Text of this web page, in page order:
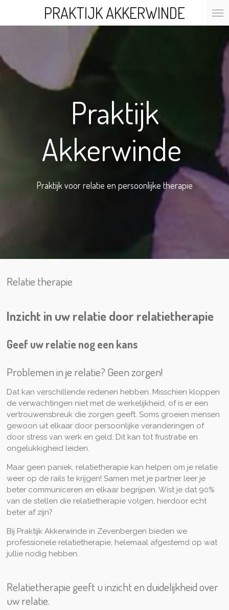
PRAKTIJK AKKERWINDE
Praktijk
Akkerwinde
Praktijk voor relatie en persoonlijke therapie
Relatie therapie
Inzicht in uw relatie door relatietherapie
Geef uw relatie nog een kans
Problemen in je relatie? Geen zorgen!
Dat kan verschillende redenen hebben. Misschien kloppen
de verwachtingen niet met de werkelijkheid, of is er een
vertrouwensbreuk die zorgen geeft. Soms groeien mensen
gewoon uit elkaar door persoonlijke veranderingen of
door stress van werk en geld. Dit kan tot frustratie en
ongelukkigheid leiden.
Maar geen paniek, relatietherapie kan helpen om je relatie
weer op de rails te krijgen! Samen met je partner leer je
beter communiceren en elkaar begrijpen. Wist je dat 90%
van de stellen die relatietherapie volgen, hierdoor echt
beter af zijn?
Bij Praktijk Akkerwinde in Zevenbergen bieden we
professionele relatietherapie, helemaal afgestemd op wat
jullie nodig hebben.
Relatietherapie geeft u inzicht en duidelijkheid over
uw relatie.